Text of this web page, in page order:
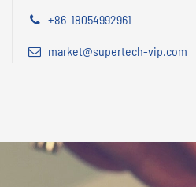
+86-18054992961
market@supertech-vip.com